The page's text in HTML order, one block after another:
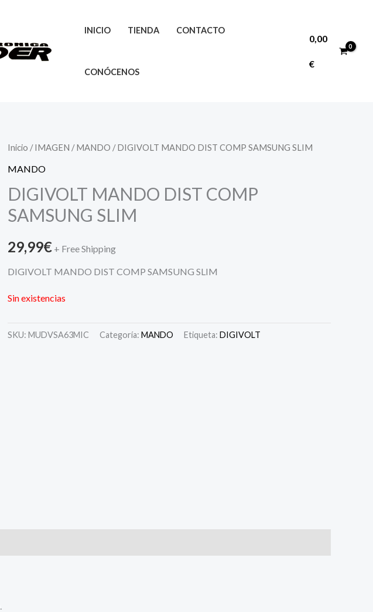
INICIO TIENDA CONTACTO
CONÓCENOS
0,00
€
Inicio /IMAGEN /MANDO / DIGIVOLT MANDO DIST COMP SAMSUNG SLIM
MANDO
DIGIVOLT MANDO DIST COMP
SAMSUNG SLIM
29,99€ + Free Shipping
DIGIVOLT MANDO DIST COMP SAMSUNG SLIM
Sin existencias
SKU: MUDVSA63MIC Categoría: MANDO Etiqueta: DIGIVOLT